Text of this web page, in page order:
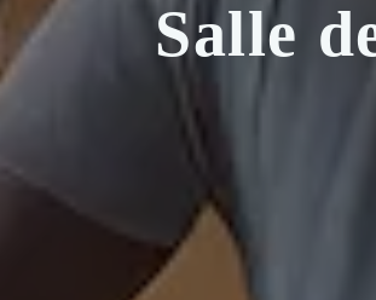
Salle